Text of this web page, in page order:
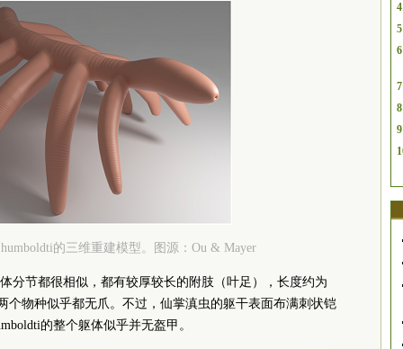
的三维重建模型。图源：Ou & Mayer
分节都很相似，都有较厚较长的附肢（叶足），长度约为
个物种似乎都无爪。不过，仙掌滇虫的躯干表面布满刺状铠
的整个躯体似乎并无盔甲。
4
5
6
7
8
9